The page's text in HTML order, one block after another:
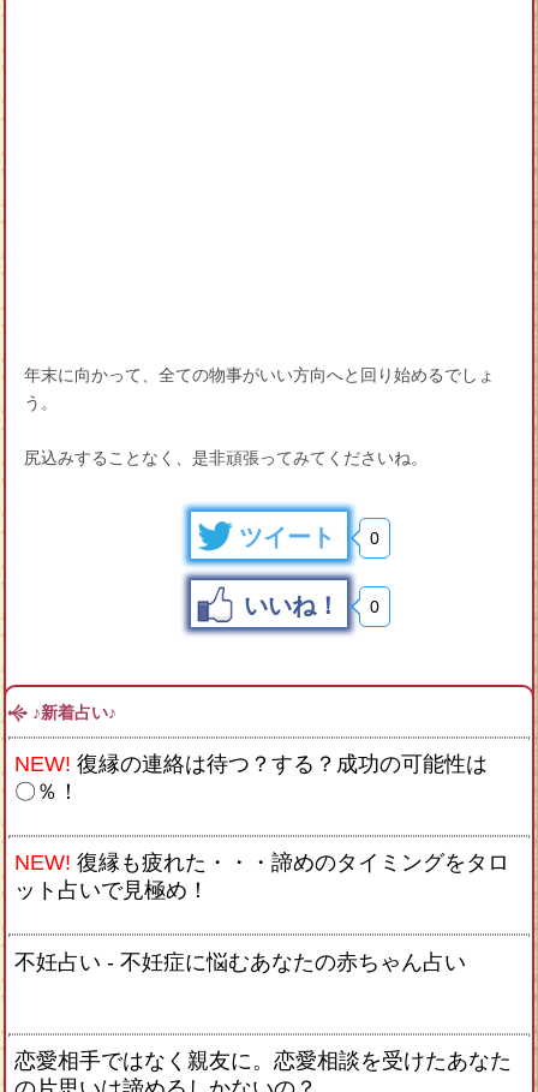
年末に向かって、全ての物事がいい方向へと回り始めるでしょ
う。
尻込みすることなく、是非頑張ってみてくださいね。
ツイート 0
いいね！ 0
♪新着占い♪
NEW! 復縁の連絡は待つ？する？成功の可能性は
〇％！
NEW! 復縁も疲れた・・・諦めのタイミングをタロ
ット占いで見極め！
不妊占い - 不妊症に悩むあなたの赤ちゃん占い
恋愛相手ではなく親友に。恋愛相談を受けたあなた